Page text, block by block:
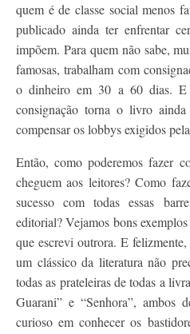
quem é de classe social menos
publicado ainda ter enfrentar
impõem. Para quem não sabe,
famosas, trabalham com
o dinheiro em 30 a 60 dias. E
consignação torna o livro
compensar os lobbys exigidos
Então, como poderemos fazer
cheguem aos leitores? Como
sucesso com todas essas
editorial? Vejamos bons
que escrevi outrora. E
um clássico da literatura não
todas as prateleiras de todas a
Guarani” e “Senhora”, ambos
curioso em conhecer os